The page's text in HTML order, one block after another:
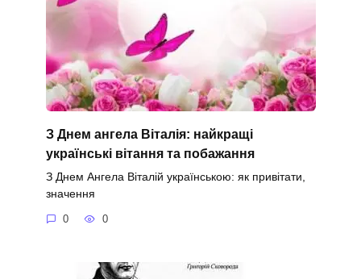
З Днем ангела Віталія: найкращі
українські вітання та побажання
З Днем Ангела Віталій українською: як привітати,
значення
0 0